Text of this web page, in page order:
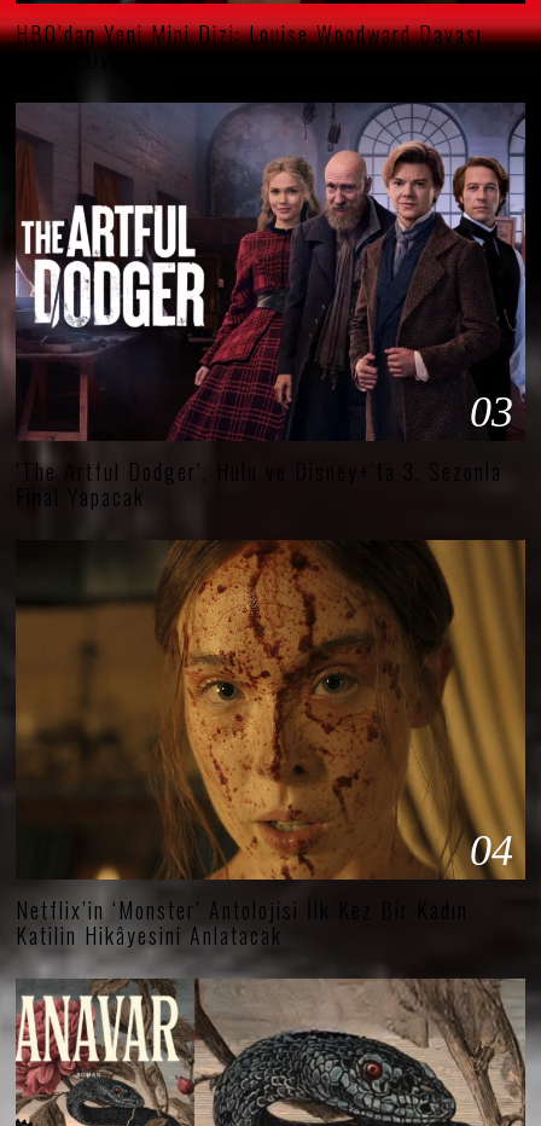
HBO’dan Yeni Mini Dizi: Louise Woodward Davası
03
‘The Artful Dodger’, Hulu ve Disney+’ta 3. Sezonla
Final Yapacak
04
Netflix’in ‘Monster’ Antolojisi İlk Kez Bir Kadın
Katilin Hikâyesini Anlatacak